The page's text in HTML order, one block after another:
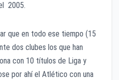
2005.
que en todo ese tiempo (15
dos clubes los que han
con 10 títulos de Liga y
por ahí el Atlético con una